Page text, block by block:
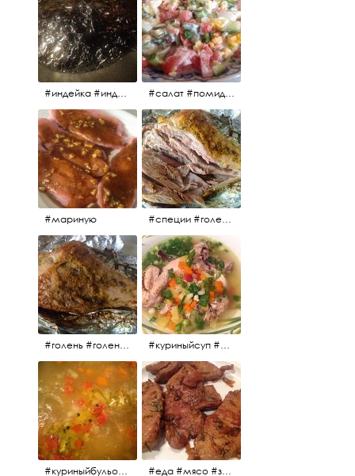
#индейка #индейкавфольге #еда #мясоиндейки 🚀 #салат #помидоры #яйцо #огурцы #зелень #кинза #петрушка #укроп #сметана #соль #витамины
#мариную #специи #голень #голеньиндейки #индейка #мясо #еда #завтрак #голеньиндейкивфольге
#голень #голеньиндейки #голеньиндейкивфольге #индейка #завтрак #еда #мясо #куриныйсуп #еда #ужин #можнокушать
#куриныйбульон #лавровыйлист #помидоры #картофель #чеснок #лук #морковь #приправы #перецдушистый #курица #ужин #еда #сольповкусу #жёлтыйкарри #имбирь #кориандр #кокос #лимонныйсок #оливковоемасло #кумин #кайенскийперец #еда #мясо #завтрак #источниквдохновения #люблюготовить